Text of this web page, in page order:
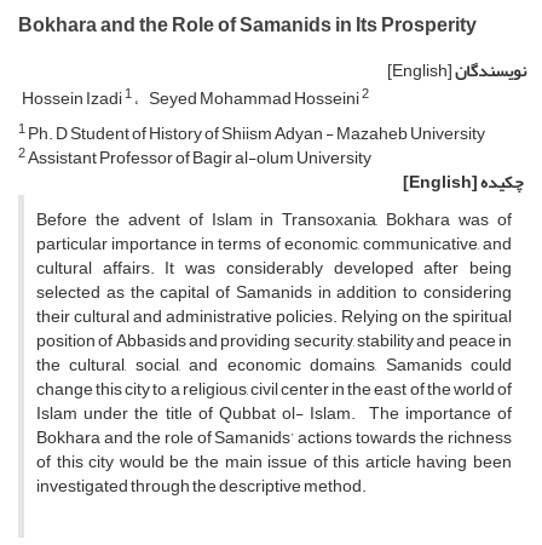
Bokhara and the Role of Samanids in Its Prosperity
نویسندگان[English]
Hossein Izadi1 Seyed Mohammad Hosseini2
1Ph. D Student of History of Shiism Adyan - Mazaheb University
2Assistant Professor of Bagir al-olum University
چکیده[English]
Before the advent of Islam in Transoxania, Bokhara was of
particular importance in terms of economic, communicative, and
cultural affairs. It was considerably developed after being
selected as the capital of Samanids in addition to considering
their cultural and administrative policies. Relying on the spiritual
position of Abbasids and providing security, stability and peace in
the cultural, social, and economic domains, Samanids could
change this city to a religious, civil center in the east of the world of
Islam under the title of Qubbat ol- Islam. The importance of
Bokhara and the role of Samanids’ actions towards the richness
of this city would be the main issue of this article having been
investigated through the descriptive method.